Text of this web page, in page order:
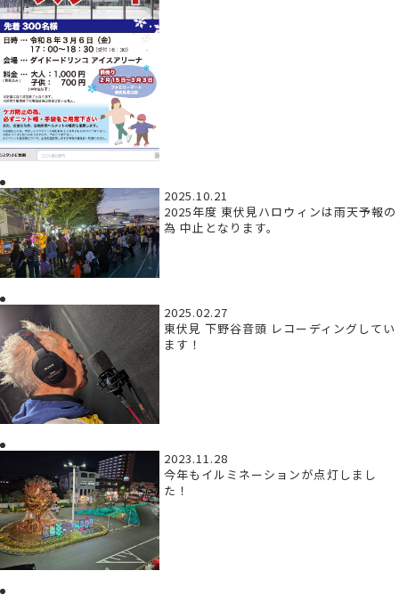
2025.10.21
2025年度 東伏見ハロウィンは雨天予報の
為 中止となります。
2025.02.27
東伏見 下野谷音頭 レコーディングしてい
ます！
2023.11.28
今年もイルミネーションが点灯しまし
た！